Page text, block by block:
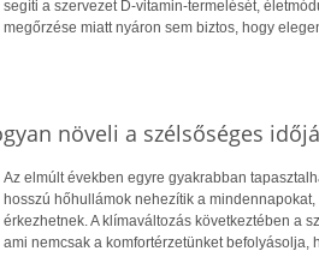
segíti a szervezet D-vitamin-termelését,
megőrzése miatt nyáron sem biztos, hogy
növeli a szélsőséges
Az elmúlt években egyre gyakrabban
hosszú hőhullámok nehezítik a
érkezhetnek. A klímaváltozás következtében a
ami nemcsak a komfortérzetünket